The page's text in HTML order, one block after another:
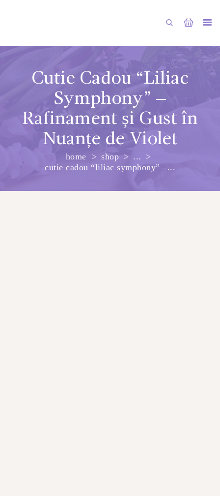
Cutie Cadou “Liliac
Symphony” –
Rafinament și Gust în
Nuanțe de Violet
home shop
...
cutie cadou “liliac symphony” –...
PRINCIPALA
DESPRE NOI
SHOP
SERVICII
ARTICOLE
CONTACTE